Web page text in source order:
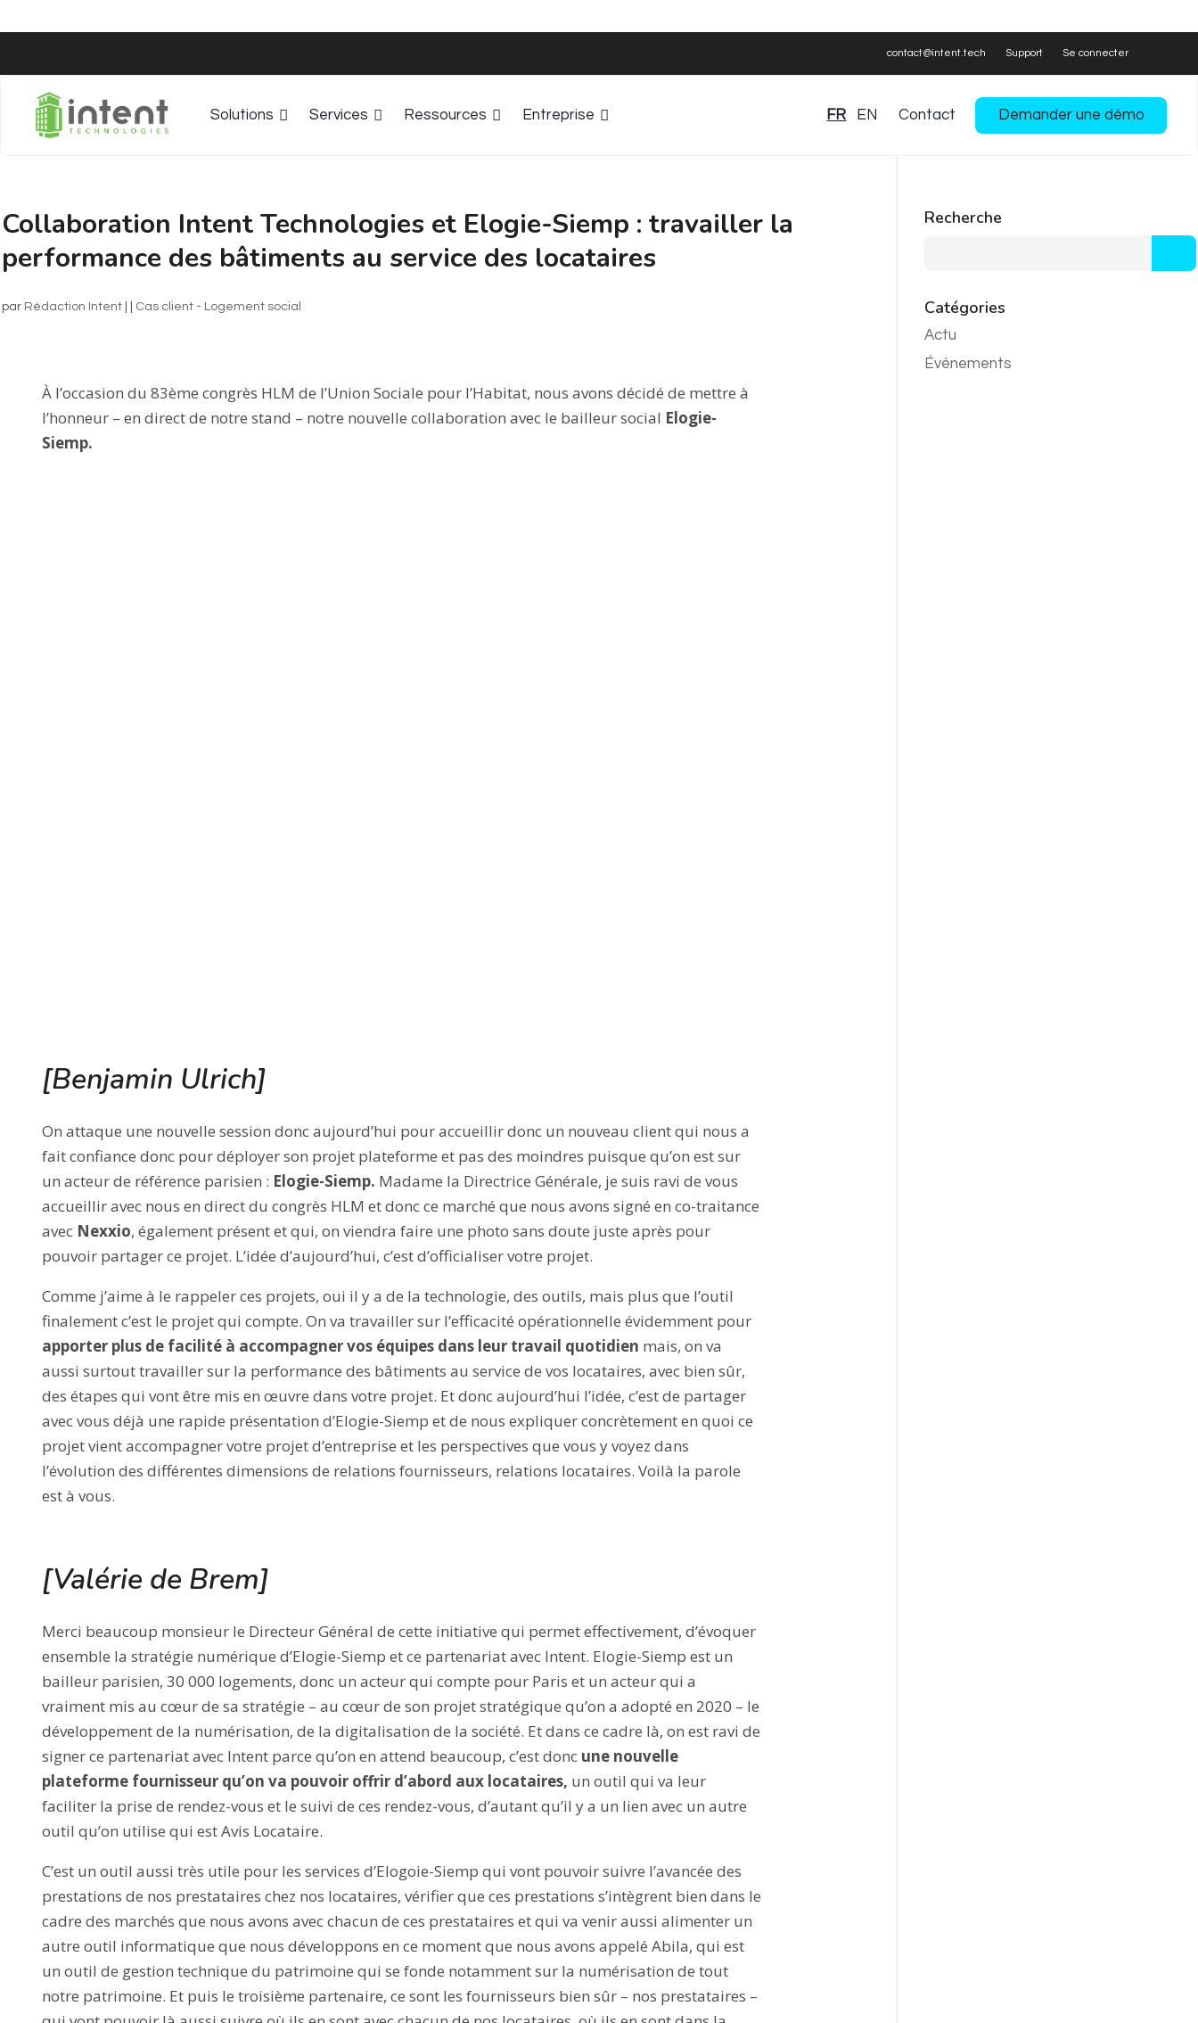
contact@intent.tech Support Se connecter
Solutions Services Ressources Entreprise FR EN Contact Demander une démo
Collaboration Intent Technologies et Elogie-Siemp : travailler la
performance des bâtiments au service des locataires
par Rédaction Intent Cas client - Logement social
À l’occasion du 83ème congrès HLM de l’Union Sociale pour l’Habitat, nous avons décidé de mettre à
l’honneur – en direct de notre stand – notre nouvelle collaboration avec le bailleur social Elogie-
Siemp.
[Benjamin Ulrich]
On attaque une nouvelle session donc aujourd’hui pour accueillir donc un nouveau client qui nous a
fait confiance donc pour déployer son projet plateforme et pas des moindres puisque qu’on est sur
un acteur de référence parisien : Elogie-Siemp. Madame la Directrice Générale, je suis ravi de vous
accueillir avec nous en direct du congrès HLM et donc ce marché que nous avons signé en co-traitance
avec Nexxio, également présent et qui, on viendra faire une photo sans doute juste après pour
pouvoir partager ce projet. L’idée d’aujourd’hui, c’est d’officialiser votre projet.
Comme j’aime à le rappeler ces projets, oui il y a de la technologie, des outils, mais plus que l’outil
finalement c’est le projet qui compte. On va travailler sur l’efficacité opérationnelle évidemment pour
apporter plus de facilité à accompagner vos équipes dans leur travail quotidien mais, on va
aussi surtout travailler sur la performance des bâtiments au service de vos locataires, avec bien sûr,
des étapes qui vont être mis en œuvre dans votre projet. Et donc aujourd’hui l’idée, c’est de partager
avec vous déjà une rapide présentation d’Elogie-Siemp et de nous expliquer concrètement en quoi ce
projet vient accompagner votre projet d’entreprise et les perspectives que vous y voyez dans
l’évolution des différentes dimensions de relations fournisseurs, relations locataires. Voilà la parole
est à vous.
[Valérie de Brem]
Merci beaucoup monsieur le Directeur Général de cette initiative qui permet effectivement, d’évoquer
ensemble la stratégie numérique d’Elogie-Siemp et ce partenariat avec Intent. Elogie-Siemp est un
bailleur parisien, 30 000 logements, donc un acteur qui compte pour Paris et un acteur qui a
vraiment mis au cœur de sa stratégie – au cœur de son projet stratégique qu’on a adopté en 2020 – le
développement de la numérisation, de la digitalisation de la société. Et dans ce cadre là, on est ravi de
signer ce partenariat avec Intent parce qu’on en attend beaucoup, c’est donc une nouvelle
plateforme fournisseur qu’on va pouvoir offrir d’abord aux locataires, un outil qui va leur
faciliter la prise de rendez-vous et le suivi de ces rendez-vous, d’autant qu’il y a un lien avec un autre
outil qu’on utilise qui est Avis Locataire.
C’est un outil aussi très utile pour les services d’Elogoie-Siemp qui vont pouvoir suivre l’avancée des
prestations de nos prestataires chez nos locataires, vérifier que ces prestations s’intègrent bien dans le
cadre des marchés que nous avons avec chacun de ces prestataires et qui va venir aussi alimenter un
autre outil informatique que nous développons en ce moment que nous avons appelé Abila, qui est
un outil de gestion technique du patrimoine qui se fonde notamment sur la numérisation de tout
notre patrimoine. Et puis le troisième partenaire, ce sont les fournisseurs bien sûr – nos prestataires –
Recherche
Catégories
Actu
Événements